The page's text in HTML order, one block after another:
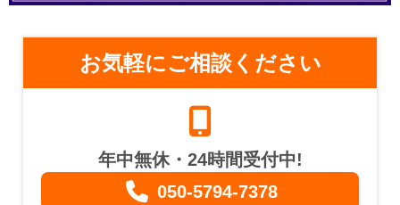
お気軽にご相談ください
年中無休・24時間受付中!
050-5794-7378